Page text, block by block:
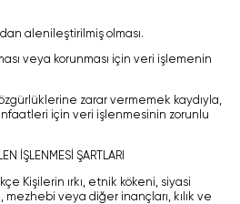
alenileştirilmiş olması.
veya korunması için veri işlemenin
zarar vermemek kaydıyla,
için veri işlenmesinin zorunlu
İŞLENMESİ ŞARTLARI
Kişilerin ırkı, etnik kökeni, siyasi
veya diğer inançları, kılık ve